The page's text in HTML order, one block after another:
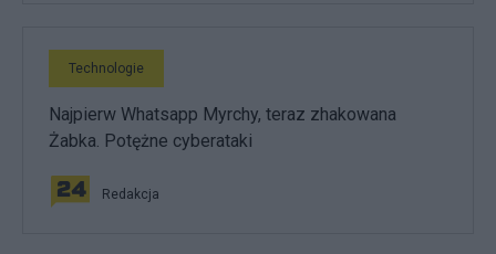
Technologie
Najpierw Whatsapp Myrchy, teraz zhakowana
Żabka. Potężne cyberataki
Redakcja